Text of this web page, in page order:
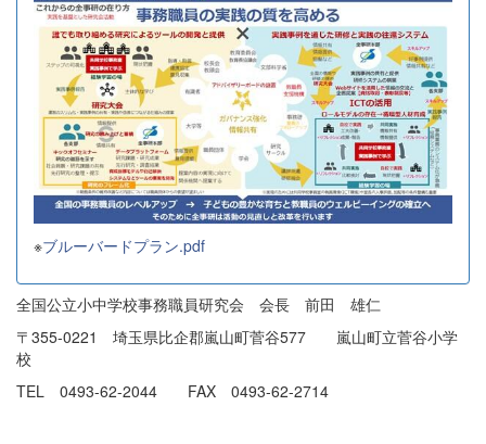
※ブルーバードプラン.pdf
全国公立小中学校事務職員研究会 会長 前田 雄仁
〒355-0221 埼玉県比企郡嵐山町菅谷577 嵐山町立菅谷小学
校
TEL 0493-62-2044 FAX 0493-62-2714